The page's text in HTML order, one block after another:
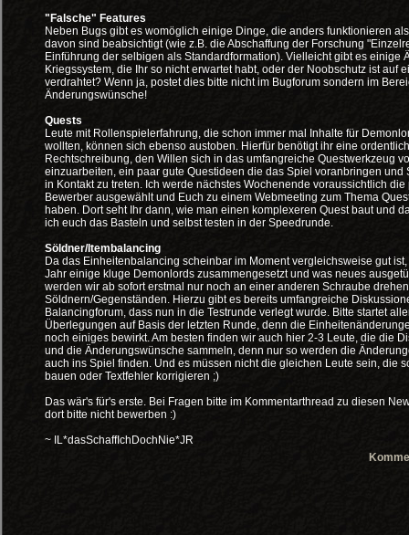
"Falsche" Features
Neben Bugs gibt es womöglich einige Dinge, die anders funktionieren
davon sind beabsichtigt (wie z.B. die Abschaffung der Forschung
Einführung der selbigen als Standardformation). Vielleicht gibt es einige
Kriegssystem, die Ihr so nicht erwartet habt, oder der Noobschutz ist auf
verdrahtet? Wenn ja, postet dies bitte nicht im Bugforum sondern im
Änderungswünsche!
Quests
Leute mit Rollenspielerfahrung, die schon immer mal Inhalte für
wollten, können sich ebenso austoben. Hierfür benötigt ihr eine
Rechtschreibung, den Willen sich in das umfangreiche Questwerkzeug
einzuarbeiten, ein paar gute Questideen die das Spiel voranbringen und
in Kontakt zu treten. Ich werde nächstes Wochenende voraussichtlich die
Bewerber ausgewählt und Euch zu einem Webmeeting zum Thema
haben. Dort seht Ihr dann, wie man einen komplexeren Quest baut und
ich euch das Basteln und selbst testen in der Speedrunde.
Söldner/Itembalancing
Da das Einheitenbalancing scheinbar im Moment vergleichsweise gut
Jahr einige kluge Demonlords zusammengesetzt und was neues
werden wir ab sofort erstmal nur noch an einer anderen Schraube
Söldnern/Gegenständen. Hierzu gibt es bereits umfangreiche
Balancingforum, dass nun in die Testrunde verlegt wurde. Bitte startet
Überlegungen auf Basis der letzten Runde, denn die
noch einiges bewirkt. Am besten finden wir auch hier 2-3 Leute, die die
und die Änderungswünsche sammeln, denn nur so werden die
auch ins Spiel finden. Und es müssen nicht die gleichen Leute sein, die
bauen oder Textfehler korrigieren ;)
Das wär's für's erste. Bei Fragen bitte im Kommentarthread zu diesen
dort bitte nicht bewerben :)
~ IL*dasSchaffIchDochNie*JR